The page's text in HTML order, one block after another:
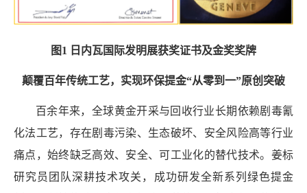
图1 日内瓦国际发明展获奖证书及金奖奖牌
颠覆百年传统工艺，实现环保提金“从零到一”原创突破
百余年来，全球黄金开采与回收行业长期依赖剧毒氰
化法工艺，存在剧毒污染、生态破坏、安全风险高等行业
痛点，始终缺乏高效、安全、可工业化的替代技术。姜标
研究员团队深耕技术攻关，成功研发全新系列绿色提金